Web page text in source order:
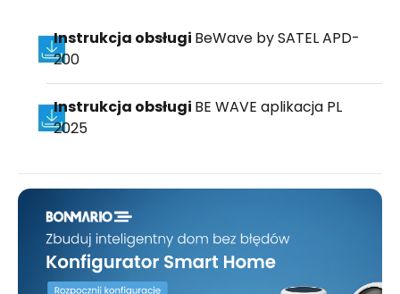
Instrukcja obsługi BeWave by SATEL APD-
200
Instrukcja obsługi BE WAVE aplikacja PL
2025